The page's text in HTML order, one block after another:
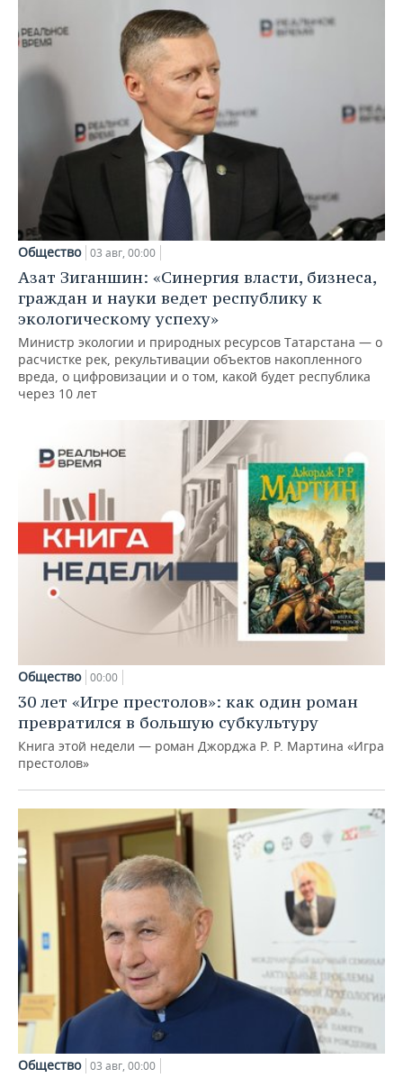
Общество 03 авг, 00:00
Азат Зиганшин: «Синергия власти, бизнеса,
граждан и науки ведет республику к
экологическому успеху»
Министр экологии и природных ресурсов Татарстана — о
расчистке рек, рекультивации объектов накопленного
вреда, о цифровизации и о том, какой будет республика
через 10 лет
Общество 00:00
30 лет «Игре престолов»: как один роман
превратился в большую субкультуру
Книга этой недели — роман Джорджа Р. Р. Мартина «Игра
престолов»
Общество 03 авг, 00:00